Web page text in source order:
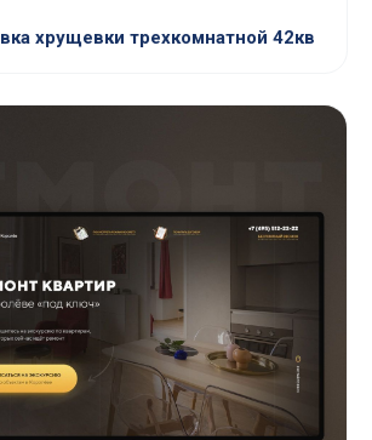
хрущевки трехкомнатной 42кв